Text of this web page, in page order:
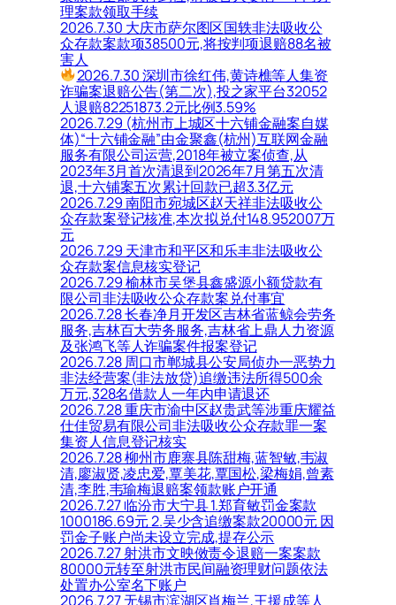
理案款领取手续
2026.7.30 大庆市萨尔图区国轶非法吸收公
众存款案款项38500元,将按判项退赔88名被
害人
2026.7.30 深圳市徐红伟,黄诗樵等人集资
诈骗案退赔公告(第二次),投之家平台32052
人退赔82251873.2元比例3.59%
2026.7.29 (杭州市上城区十六铺金融案自媒
体)“十六铺金融”由金聚鑫(杭州)互联网金融
服务有限公司运营,2018年被立案侦查,从
2023年3月首次清退到2026年7月第五次清
退,十六铺案五次累计回款已超3.3亿元
2026.7.29 南阳市宛城区赵天祥非法吸收公
众存款案登记核准,本次拟兑付148.952007万
元
2026.7.29 天津市和平区和乐丰非法吸收公
众存款案信息核实登记
2026.7.29 榆林市吴堡县鑫盛源小额贷款有
限公司非法吸收公众存款案兑付事宜
2026.7.28 长春净月开发区吉林省蓝鲸会劳务
服务,吉林百大劳务服务,吉林省上鼎人力资源
及张鸿飞等人诈骗案件报案登记
2026.7.28 周口市郸城县公安局侦办一恶势力
非法经营案(非法放贷)追缴违法所得500余
万元,328名借款人一年内申请退还
2026.7.28 重庆市渝中区赵贵武等涉重庆耀益
仕佳贸易有限公司非法吸收公众存款罪一案
集资人信息登记核实
2026.7.28 柳州市鹿寨县陈甜梅,蓝智敏,韦淑
清,廖淑贤,凌忠爱,覃美花,覃国松,梁梅娟,曾素
清,李胜,韦瑜梅退赔案领款账户开通
2026.7.27 临汾市大宁县 1.郑育敏罚金案款
1000186.69元 2.吴少含追缴案款20000元 因
罚金子账户尚未设立完成,提存公示
2026.7.27 射洪市文映傚责令退赔一案案款
80000元转至射洪市民间融资理财问题依法
处置办公室名下账户
2026.7.27 无锡市滨湖区肖梅兰,王援成等人